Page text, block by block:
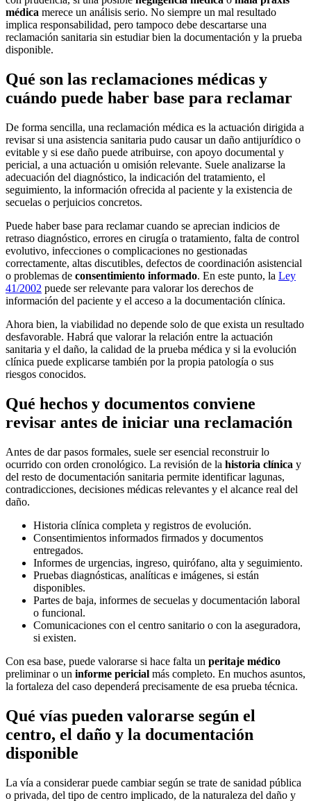
médica merece un análisis serio. No siempre un mal resultado
implica responsabilidad, pero tampoco debe descartarse una
reclamación sanitaria sin estudiar bien la documentación y la prueba
disponible.
Qué son las reclamaciones médicas y
cuándo puede haber base para reclamar
De forma sencilla, una reclamación médica es la actuación dirigida a
revisar si una asistencia sanitaria pudo causar un daño antijurídico o
evitable y si ese daño puede atribuirse, con apoyo documental y
pericial, a una actuación u omisión relevante. Suele analizarse la
adecuación del diagnóstico, la indicación del tratamiento, el
seguimiento, la información ofrecida al paciente y la existencia de
secuelas o perjuicios concretos.
Puede haber base para reclamar cuando se aprecian indicios de
retraso diagnóstico, errores en cirugía o tratamiento, falta de control
evolutivo, infecciones o complicaciones no gestionadas
correctamente, altas discutibles, defectos de coordinación asistencial
o problemas de consentimiento informado. En este punto, la Ley
41/2002 puede ser relevante para valorar los derechos de
información del paciente y el acceso a la documentación clínica.
Ahora bien, la viabilidad no depende solo de que exista un resultado
desfavorable. Habrá que valorar la relación entre la actuación
sanitaria y el daño, la calidad de la prueba médica y si la evolución
clínica puede explicarse también por la propia patología o sus
riesgos conocidos.
Qué hechos y documentos conviene
revisar antes de iniciar una reclamación
Antes de dar pasos formales, suele ser esencial reconstruir lo
ocurrido con orden cronológico. La revisión de la historia clínica y
del resto de documentación sanitaria permite identificar lagunas,
contradicciones, decisiones médicas relevantes y el alcance real del
daño.
Historia clínica completa y registros de evolución.
Consentimientos informados firmados y documentos
entregados.
Informes de urgencias, ingreso, quirófano, alta y seguimiento.
Pruebas diagnósticas, analíticas e imágenes, si están
disponibles.
Partes de baja, informes de secuelas y documentación laboral
o funcional.
Comunicaciones con el centro sanitario o con la aseguradora,
si existen.
Con esa base, puede valorarse si hace falta un peritaje médico
preliminar o un informe pericial más completo. En muchos asuntos,
la fortaleza del caso dependerá precisamente de esa prueba técnica.
Qué vías pueden valorarse según el
centro, el daño y la documentación
disponible
La vía a considerar puede cambiar según se trate de sanidad pública
o privada, del tipo de centro implicado, de la naturaleza del daño y